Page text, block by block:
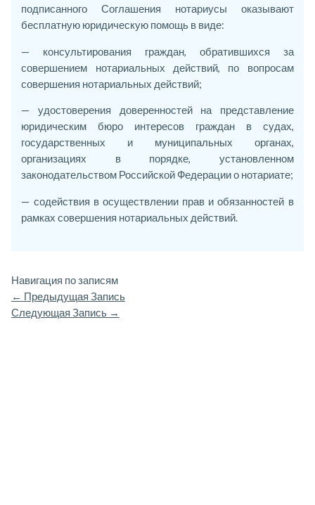
подписанного Соглашения нотариусы оказывают
бесплатную юридическую помощь в виде:
— консультирования граждан, обратившихся за
совершением нотариальных действий, по вопросам
совершения нотариальных действий;
— удостоверения доверенностей на представление
юридическим бюро интересов граждан в судах,
государственных и муниципальных органах,
организациях в порядке, установленном
законодательством Российской Федерации о нотариате;
— содействия в осуществлении прав и обязанностей в
рамках совершения нотариальных действий.
Навигация по записям
← Предыдущая Запись
Следующая Запись →